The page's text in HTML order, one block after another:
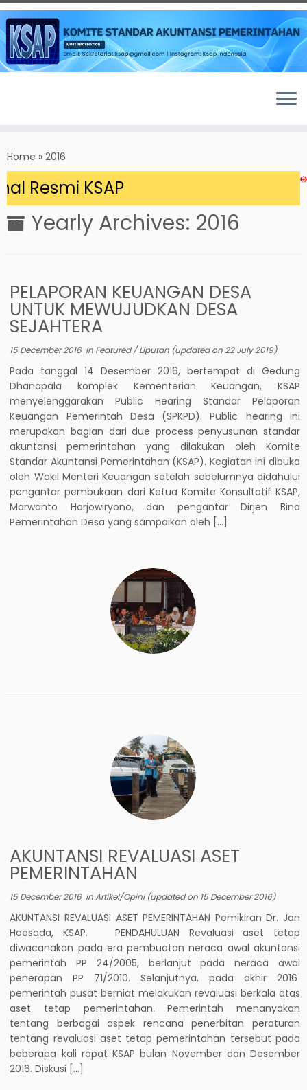
to
content
Home » 2016
KSAP
Yearly Archives: 2016
PELAPORAN KEUANGAN DESA
UNTUK MEWUJUDKAN DESA
SEJAHTERA
15 December 2016in Featured/Liputan (updated on22 July 2019)
Pada tanggal 14 Desember 2016, bertempat di Gedung
Dhanapala komplek Kementerian Keuangan, KSAP
menyelenggarakan Public Hearing Standar Pelaporan
Keuangan Pemerintah Desa (SPKPD). Public hearing ini
merupakan bagian dari due process penyusunan standar
akuntansi pemerintahan yang dilakukan oleh Komite
Standar Akuntansi Pemerintahan (KSAP). Kegiatan ini dibuka
oleh Wakil Menteri Keuangan setelah sebelumnya didahului
pengantar pembukaan dari Ketua Komite Konsultatif KSAP,
Marwanto Harjowiryono, dan pengantar Dirjen Bina
Pemerintahan Desa yang sampaikan oleh […]
AKUNTANSI REVALUASI ASET
PEMERINTAHAN
15 December 2016inArtikel/Opini(updated on 15 December 2016)
AKUNTANSI REVALUASI ASET PEMERINTAHAN Pemikiran Dr. Jan
Hoesada, KSAP. PENDAHULUAN Revaluasi aset tetap
diwacanakan pada era pembuatan neraca awal akuntansi
pemerintah PP 24/2005, berlanjut pada neraca awal
penerapan PP 71/2010. Selanjutnya, pada akhir 2016
pemerintah pusat berniat melakukan revaluasi berkala atas
aset tetap pemerintahan. Pemerintah menanyakan
tentang berbagai aspek rencana penerbitan peraturan
tentang revaluasi aset tetap pemerintahan tersebut pada
beberapa kali rapat KSAP bulan November dan Desember
2016. Diskusi […]